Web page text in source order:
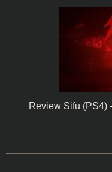
Review Sifu (PS4)